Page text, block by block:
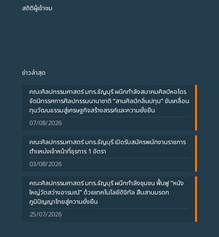
สถิติผู้เข้าชม
ข่าวล่าสุด
คณะศิลปกรรมศาสตร์ มทร.ธัญบุรี ผนึกกำลังสมาคมศิลป์หอไตร
จัดนิทรรศการศิลปกรรมนานาชาติ “สานศิลป์กลิ่นปทุม” ขับเคลื่อน
ทุนวัฒนธรรมสู่เศรษฐกิจสร้างสรรค์และความยั่งยืน
07/08/2026
คณะศิลปกรรมศาสตร์ มทร.ธัญบุรี เปิดรับสมัครพนักงานราชการ
ตำแหน่งเจ้าหน้าที่ธุรการ 1 อัตรา
03/08/2026
คณะศิลปกรรมศาสตร์ มทร.ธัญบุรี ผนึกกำลังชุมชน ฟื้นฟู “หนัง
ใหญ่วัดสว่างอารมณ์” ด้วยเทคโนโลยีดิจิทัล สืบสานมรดก
ภูมิปัญญาไทยสู่ความยั่งยืน
25/07/2026